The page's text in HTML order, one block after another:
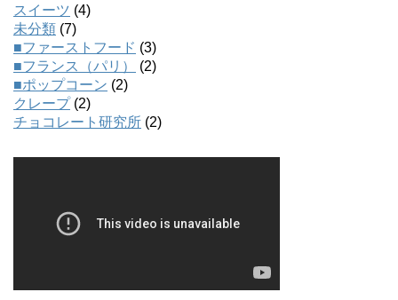
スイーツ (4)
未分類 (7)
■ファーストフード (3)
■フランス（パリ）
(2)
■ポップコーン (2)
クレープ(2)
チョコレート研究所 (2)